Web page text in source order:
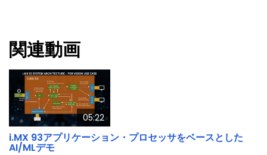
関連動画
05:22
i.MX 93アプリケーション・プロセッサをベースとした
AI/MLデモ